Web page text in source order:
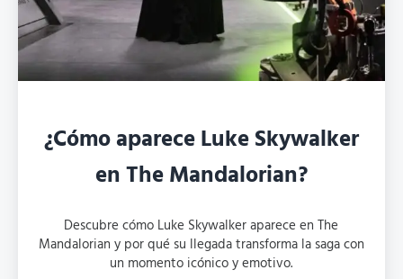
¿Cómo aparece Luke Skywalker
en The Mandalorian?
Descubre cómo Luke Skywalker aparece en The
Mandalorian y por qué su llegada transforma la saga con
un momento icónico y emotivo.